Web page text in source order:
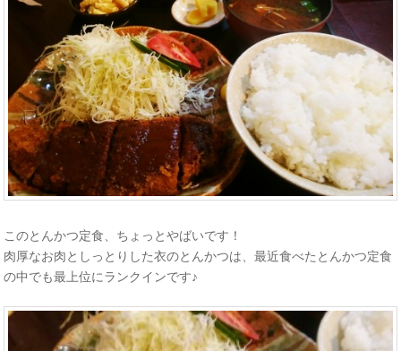
このとんかつ定食、ちょっとやばいです！
肉厚なお肉としっとりした衣のとんかつは、最近食べたとんかつ定食
の中でも最上位にランクインです♪